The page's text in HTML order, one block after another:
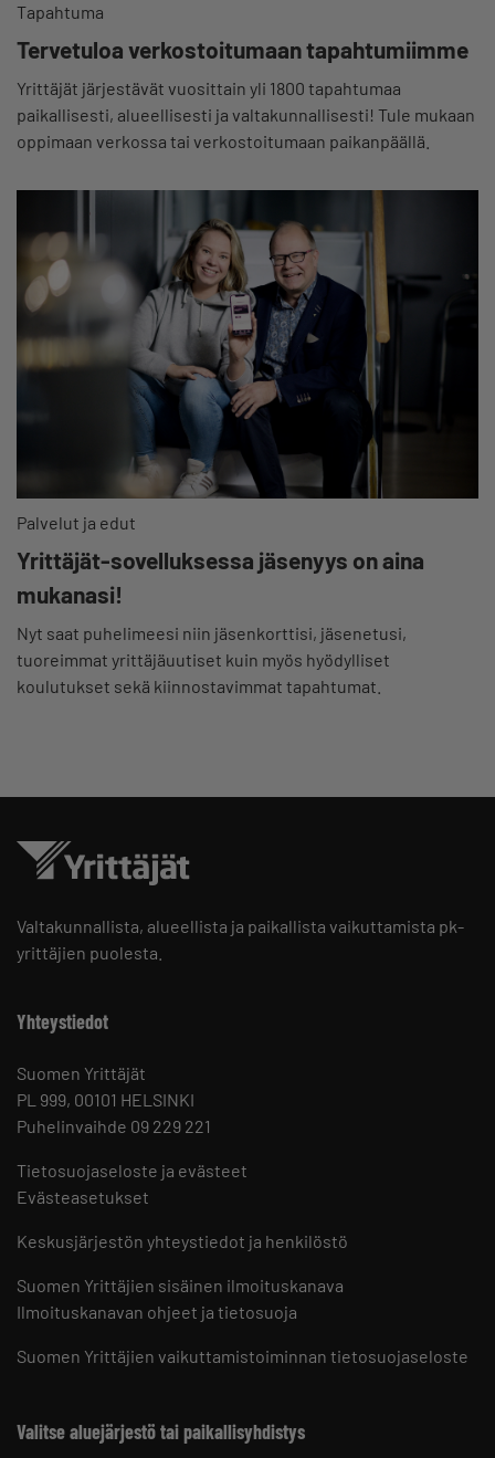
Tapahtuma
Tervetuloa verkostoitumaan tapahtumiimme
Yrittäjät järjestävät vuosittain yli 1800 tapahtumaa
paikallisesti, alueellisesti ja valtakunnallisesti! Tule mukaan
oppimaan verkossa tai verkostoitumaan paikanpäällä.
Palvelut ja edut
Yrittäjät-sovelluksessa jäsenyys on aina
mukanasi!
Nyt saat puhelimeesi niin jäsenkorttisi, jäsenetusi,
tuoreimmat yrittäjäuutiset kuin myös hyödylliset
koulutukset sekä kiinnostavimmat tapahtumat.
Valtakunnallista, alueellista ja paikallista vaikuttamista pk-
yrittäjien puolesta.
Yhteystiedot
Suomen Yrittäjät
PL 999, 00101 HELSINKI
Puhelinvaihde 09 229 221
Tietosuojaseloste ja evästeet
Evästeasetukset
Keskusjärjestön yhteystiedot ja henkilöstö
Suomen Yrittäjien sisäinen ilmoituskanava
Ilmoituskanavan ohjeet ja tietosuoja
Suomen Yrittäjien vaikuttamistoiminnan tietosuojaseloste
Valitse aluejärjestö tai paikallisyhdistys